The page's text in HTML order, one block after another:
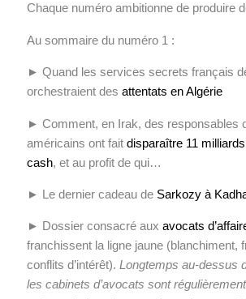
Chaque numéro ambitionne de produire
Au sommaire du numéro 1 :
► Quand les services secrets français
orchestraient des attentats en Algérie
► Comment, en Irak, des responsables
américains ont fait disparaître 11
cash, et au profit de qui…
► Le dernier cadeau de Sarkozy à
► Dossier consacré aux avocats
franchissent la ligne jaune (blanchiment,
conflits d’intérêt). Longtemps au-dessus
les cabinets d’avocats sont